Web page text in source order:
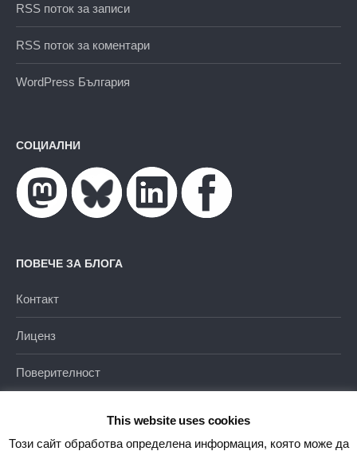
RSS поток за записи
RSS поток за коментари
WordPress България
СОЦИАЛНИ
ПОВЕЧЕ ЗА БЛОГА
Контакт
Лиценз
Поверителност
This website uses cookies
Този сайт обработва определена информация, която може да